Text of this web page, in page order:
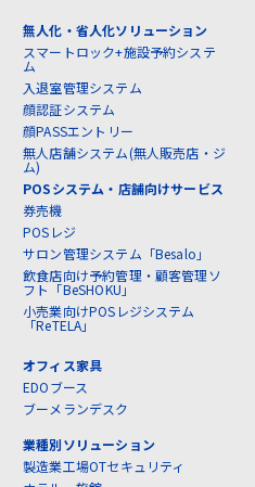
無人化・省人化ソリューション
スマートロック+施設予約システ
ム
入退室管理システム
顔認証システム
顔PASSエントリー
無人店舗システム(無人販売店・ジ
ム)
POSシステム・店舗向けサービス
券売機
POSレジ
サロン管理システム「Besalo」
飲食店向け予約管理・顧客管理ソ
フト「BeSHOKU」
小売業向けPOSレジシステム
「ReTELA」
オフィス家具
EDOブース
ブーメランデスク
業種別ソリューション
製造業工場OTセキュリティ